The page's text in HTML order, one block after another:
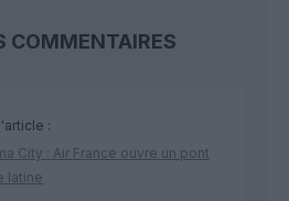
COMMENTAIRES
:
City : Air France ouvre un pont
latine